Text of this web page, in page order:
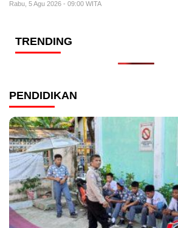
Rabu, 5 Agu 2026 - 09:00 WITA
TRENDING
PENDIDIKAN